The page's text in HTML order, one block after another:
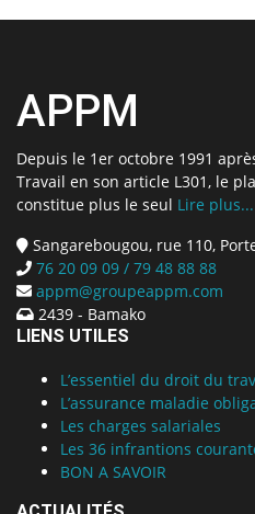
APPM
Depuis le 1er octobre 1991
Travail en son article L301, le
constitue plus le seul Lire plus...
Sangarebougou, rue 110,
76 20 09 09 / 79 48 88 88
appm@groupeappm.com
2439 - Bamako
LIENS UTILES
L’essentiel du droit du
L’assurance maladie
Les charges salariales
Les 36 infrantions
BON A SAVOIR